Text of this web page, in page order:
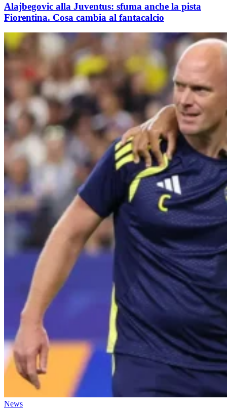
Alajbegovic alla Juventus: sfuma anche la pista
Fiorentina. Cosa cambia al fantacalcio
News